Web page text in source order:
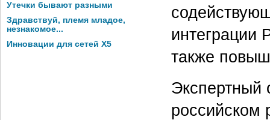
Утечки бывают разными
Здравствуй, племя младое,
незнакомое...
Инновации для сетей X5
интеграции
также
Экспертный
российском